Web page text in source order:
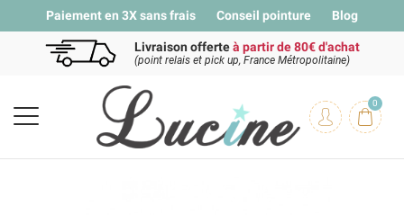
Paiement en 3X sans frais Conseil pointure Blog
Livraison offerteà partir de 80€ d'achat
(point relais et pick up, France Métropolitaine)
0